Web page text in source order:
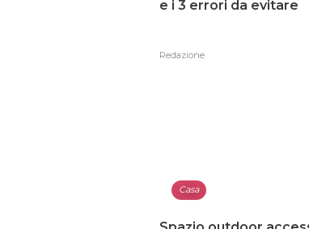
e i 3 errori da evitare
Redazione
Casa